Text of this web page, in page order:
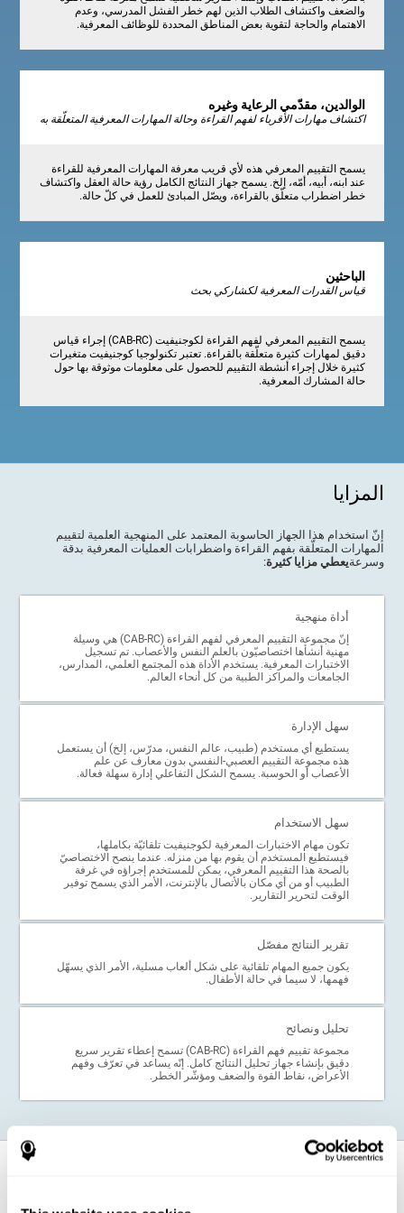
والضعف واكتشاف الطلاب الذين لهم خطر الفشل المدرسي، وعدم
الاهتمام والحاجة لتقوية بعض المناطق المحددة للوظائف المعرفية.
الوالدين، مقدّمي الرعاية وغيره
اكتشاف مهارات الأقرباء لفهم القراءة وحالة المهارات المعرفية المتعلّقة به
يسمح التقييم المعرفي هذه لأي قريب معرفة المهارات المعرفية للقراءة
عند ابنه، أبيه، أمّه، إلخ. يسمح جهاز النتائج الكامل رؤية حالة العقل واكتشاف
خطر اضطراب متعلّق بالقراءة، ويصّل المبادئ للعمل في كلّ حالة.
الباحثين
قياس القدرات المعرفية لكشاركي بحث
يسمح التقييم المعرفي لفهم القراءة لكوجنيفيت (CAB-RC) إجراء قياس
دقيق لمهارات كثيرة متعلّقة بالقراءة. تعتبر تكنولوجيا كوجنيفيت متغيرات
كثيرة خلال إجراء أنشطة التقييم للحصول على معلومات موثوقة بها حول
حالة المشارك المعرفية.
المزايا
إنّ استخدام هذا الجهاز الحاسوبة المعتمد على المنهجية العلمية لتقييم
المهارات المتعلّقة بفهم القراءة واضطرابات العمليات المعرفية بدقة
وسرعةيعطي مزايا كثيرة:
أداة منهجية
إنّ مجموعة التقييم المعرفي لفهم القراءة (CAB-RC) هي وسيلة
مهنية أنشأها اختصاصيّون بالعلم النفس والأعصاب. تم تسجيل
الاختبارات المعرفية. يستخدم الأداة هذه المجتمع العلمي، المدارس،
الجامعات والمراكز الطبية من كل أنحاء العالم.
سهل الإدارة
يستطيع أي مستخدم (طبيب، عالم النفس، مدرّس، إلخ) أن يستعمل
هذه مجموعة التقييم العصبي-النفسي بدون معارف عن علم
الأعصاب أو الحوسبة. يسمح الشكل التفاعلي إدارة سهلة فعالة.
سهل الاستخدام
تكون مهام الاختبارات المعرفية لكوجنيفيت تلقائيّة بكاملها،
فيستطيع المستخدم أن يقوم بها من منزله. عندما ينصح الاختصاصيّ
بالصحة هذا التقييم المعرفي، يمكن للمستخدم إجراؤه في غرفة
الطبيب أو من أي مكان بالأتصال بالإنترنت، الأمر الذي يسمح توفير
الوقت لتحرير التقارير.
تقرير النتائج مفصّل
يكون جميع المهام تلقائية على شكل ألعاب مسلية، الأمر الذي يسهّل
فهمها، لا سيما في حالة الأطفال.
تحليل ونصائح
مجموعة تقييم فهم القراءة (CAB-RC) تسمح إعطاء تقرير سريع
دقيق بإنشاء جهاز تحليل النتائج كامل. إنّه يساعد في تعرّف وفهم
الأعراض، نقاط القوة والضعف ومؤشّر الخطر.